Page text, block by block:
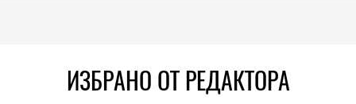
ИЗБРАНО ОТ РЕДАКТОРА